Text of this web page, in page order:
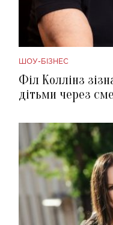
ШОУ-БІЗНЕС
Філ Коллінз
дітьми через